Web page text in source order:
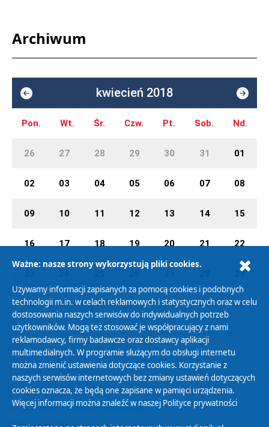
Archiwum
kwiecień 2018
Pon. Wt. Śr. Czw. Pt. Sob. Nd.
26 27 28 29 30 31 01
02 03 04 05 06 07 08
09 10 11 12 13 14 15
16 17 18 19 20 21 22
29
30 01 02 03 04 05 06
Polityka Prywatności
Zasady korzystania z Serwisu
Organizacje Pożytku Publicznego
Cyfryzacja DAB+
Ważne: nasze strony wykorzystują pliki cookies.
Używamy informacji zapisanych za pomocą cookies i podobnych
technologii m.in. w celach reklamowych i statystycznych oraz w celu
dostosowania naszych serwisów do indywidualnych potrzeb
użytkowników. Mogą też stosować je współpracujący z nami
reklamodawcy, firmy badawcze oraz dostawcy aplikacji
multimedialnych. W programie służącym do obsługi internetu
można zmienić ustawienia dotyczące cookies. Korzystanie z
naszych serwisów internetowych bez zmiany ustawień dotyczących
cookies oznacza, że będą one zapisane w pamięci urządzenia.
Więcej informacji można znaleźć w naszej Polityce prywatności